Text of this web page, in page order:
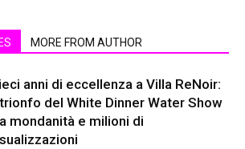
MORE FROM AUTHOR
anni di eccellenza a Villa ReNoir:
del White Dinner Water Show
mondanità e milioni di